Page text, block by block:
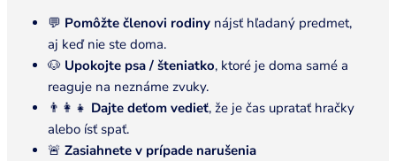
💬 Pomôžte členovi rodiny nájsť hľadaný predmet,
aj keď nie ste doma.
🐶 Upokojte psa / šteniatko, ktoré je doma samé a
reaguje na neznáme zvuky.
👨‍👩‍👧 Dajte deťom vedieť, že je čas upratať hračky
alebo ísť spať.
🚨 Zasiahnete v prípade narušenia